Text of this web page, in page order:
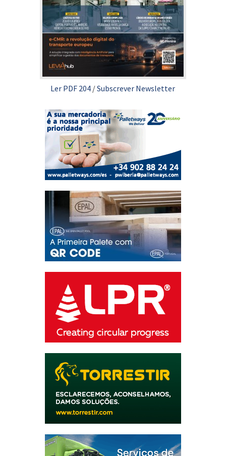
Ler PDF 204 /Subscrever Newsletter